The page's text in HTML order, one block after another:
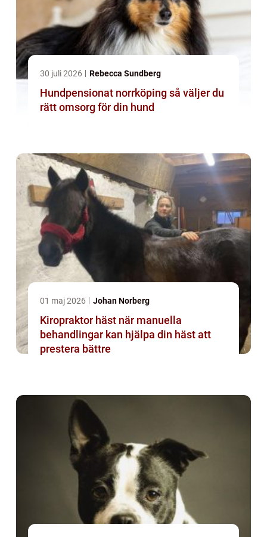
30 juli 2026 Rebecca Sundberg
Hundpensionat norrköping så väljer du
rätt omsorg för din hund
01 maj 2026 Johan Norberg
Kiropraktor häst när manuella
behandlingar kan hjälpa din häst att
prestera bättre